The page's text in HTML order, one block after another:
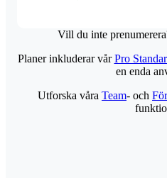
Vill du inte
Planer inkluderar vårPro
en enda
Utforska våra Team- och